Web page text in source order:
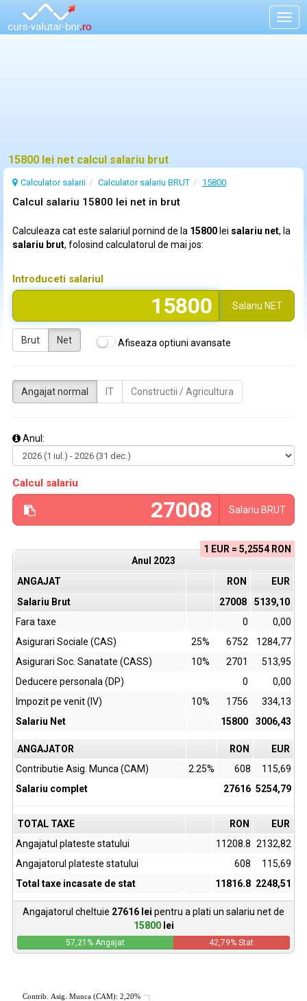
15800 lei net calcul salariu brut
Calculator salarii Calculator salariu BRUT 15800
Calcul salariu 15800 lei net in brut
Calculeaza cat este salariul pornind de la 15800 lei salariu net, la
salariu brut, folosind calculatorul de mai jos:
Introduceti salariul
Salariu NET
Brut Net Afiseaza optiuni avansate
Angajat normal IT Constructii / Agricultura
Anul:
Calcul salariu
Salariu BRUT
1 EUR = 5,2554 RON
Anul 2023
ANGAJAT
RON
EUR
Salariu Brut
27008
5139,10
Fara taxe
0
0,00
Asigurari Sociale (CAS)
25% 6752
1284,77
Asigurari Soc. Sanatate (CASS)
10% 2701
513,95
Deducere personala (DP)
0
0,00
Impozit pe venit (IV)
10% 1756
334,13
Salariu Net
15800 3006,43
ANGAJATOR RON
EUR
Contributie Asig. Munca (CAM)
2.25% 608
115,69
Salariu complet
27616 5254,79
TOTAL TAXE RON
EUR
Angajatul plateste statului
11208.8 2132,82
Angajatorul plateste statului
608
115,69
Total taxe incasate de stat
11816.8 2248,51
Angajatorul cheltuie 27616 lei pentru a plati un salariu net de
15800 lei
57,21 % Angajat 42,79% Stat
Contrib. Asig. Munca (CAM): 2,20%